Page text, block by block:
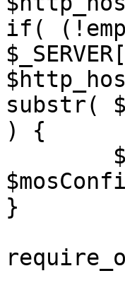
if(
substr(
) {
}